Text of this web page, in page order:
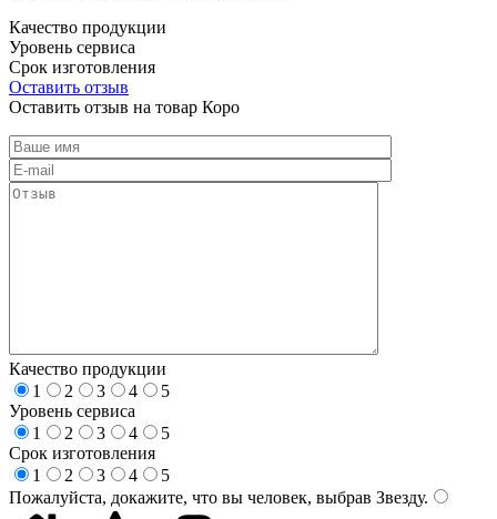
Качество продукции
Уровень сервиса
Срок изготовления
Оставить отзыв
Оставить отзыв на товар Коро
Качество продукции
1
2 3 4
5
Уровень сервиса
1
2 3 4
5
Срок изготовления
1
2 3 4
5
Пожалуйста, докажите, что вы человек, выбрав Звезду.